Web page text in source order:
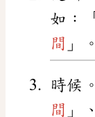
如：
間 」。
時候
間 」